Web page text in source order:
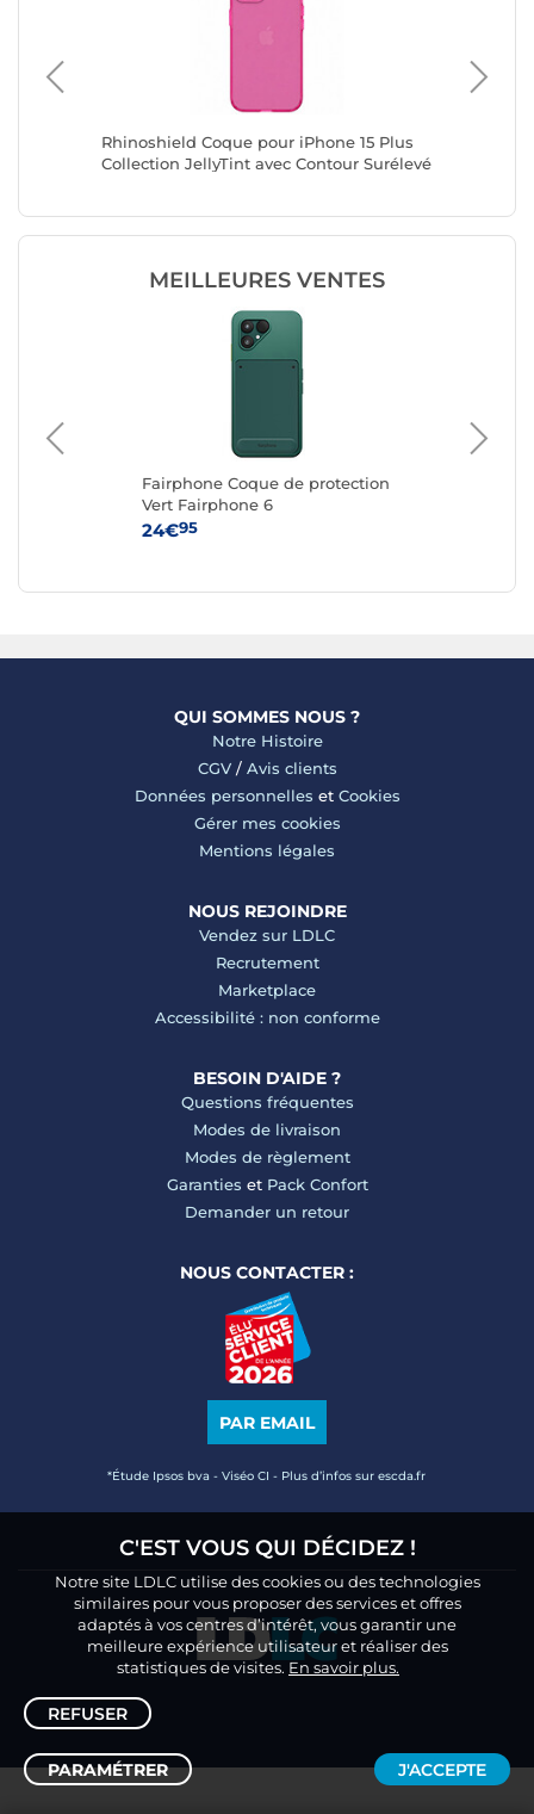
Rhinoshield Coque pour iPhone 15 Plus
Collection JellyTint avec Contour Surélevé
MEILLEURES VENTES
Fairphone Coque de protection
Vert Fairphone 6
24€95
QUI SOMMES NOUS ?
Notre Histoire
CGV/ Avis clients
Données personnelles et Cookies
Gérer mes cookies
Mentions légales
NOUS REJOINDRE
Vendez sur LDLC
Recrutement
Marketplace
Accessibilité : non conforme
BESOIN D'AIDE ?
Questions fréquentes
Modes de livraison
Modes de règlement
Garanties et Pack Confort
Demander un retour
NOUS CONTACTER :
PAR EMAIL
*Étude Ipsos bva - Viséo CI - Plus d’infos sur escda.fr
C'EST VOUS QUI DÉCIDEZ !
Notre site LDLC utilise des cookies ou des technologies
similaires pour vous proposer des services et offres
adaptés à vos centres d’intérêt, vous garantir une
meilleure expérience utilisateur et réaliser des
statistiques de visites. En savoir plus.
REFUSER
PARAMÉTRER J'ACCEPTE